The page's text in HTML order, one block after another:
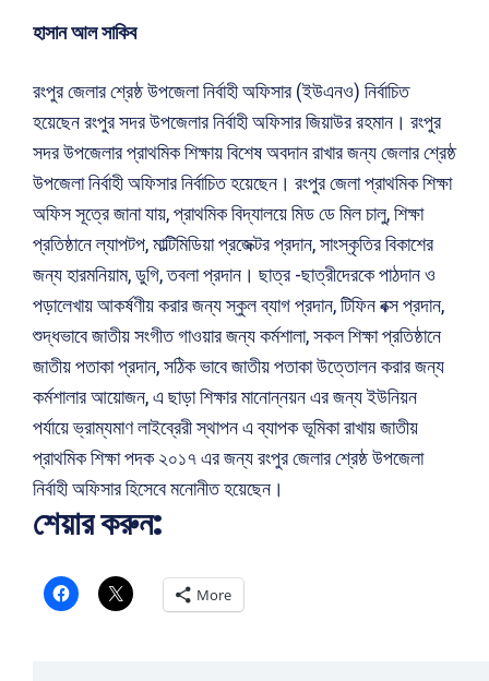
হাসান আল সাকিব
রংপুর জেলার শ্রেষ্ঠ উপজেলা নির্বাহী অফিসার (ইউএনও) নির্বাচিত
হয়েছেন রংপুর সদর উপজেলার নির্বাহী অফিসার জিয়াউর রহমান। রংপুর
সদর উপজেলার প্রাথমিক শিক্ষায় বিশেষ অবদান রাখার জন্য জেলার শ্রেষ্ঠ
উপজেলা নির্বাহী অফিসার নির্বাচিত হয়েছেন। রংপুর জেলা প্রাথমিক শিক্ষা
অফিস সূত্রে জানা যায়, প্রাথমিক বিদ্যালয়ে মিড ডে মিল চালু, শিক্ষা
প্রতিষ্ঠানে ল্যাপটপ, মাল্টিমিডিয়া প্রজেক্টর প্রদান, সাংস্কৃতির বিকাশের
জন্য হারমনিয়াম, ডুগি, তবলা প্রদান। ছাত্র -ছাত্রীদেরকে পাঠদান ও
পড়ালেখায় আকর্ষণীয় করার জন্য স্কুল ব্যাগ প্রদান, টিফিন বক্স প্রদান,
শুদ্ধভাবে জাতীয় সংগীত গাওয়ার জন্য কর্মশালা, সকল শিক্ষা প্রতিষ্ঠানে
জাতীয় পতাকা প্রদান, সঠিক ভাবে জাতীয় পতাকা উত্তোলন করার জন্য
কর্মশালার আয়োজন, এ ছাড়া শিক্ষার মানোন্নয়ন এর জন্য ইউনিয়ন
পর্যায়ে ভ্রাম্যমাণ লাইব্রেরী স্থাপন এ ব্যাপক ভূমিকা রাখায় জাতীয়
প্রাথমিক শিক্ষা পদক ২০১৭ এর জন্য রংপুর জেলার শ্রেষ্ঠ উপজেলা
নির্বাহী অফিসার হিসেবে মনোনীত হয়েছেন।
শেয়ার করুন:
More